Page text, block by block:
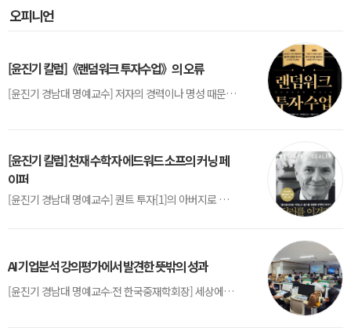
오피니언
[윤진기 칼럼]《랜덤워크 투자수업》의 오류
[윤진기 경남대 명예교수] 저자의 경력이나 명성 때문인지 2020년에 번역 출판된 《랜덤워크 투자수업》(A Random Walk Down Wall Street) 12판은 표지부터가 거창하다. ‘45년간 12번 개정하며 철저히 검증한 투자서’, ‘전문가 부럽지 않은 투자 감각을 길러주는 위대한 투자지침서’ 라는 은빛 광고문구로 독자를 유혹한다.[1] 출판 50주...
[윤진기 칼럼] 천재 수학자 에드워드 소프의 커닝 페
이퍼
[윤진기 경남대 명예교수] 퀀트 투자[1]의 아버지로 불리는 에드워드 소프(Edward O. Thorp)는 수학계에서 천재로 알려진 인물이다. 그는 수학자이지만, 투자 업계에도 여러 가지 흥미로운 일화를 남겼다.수학을 이용하여 카지노를 이길 수 있는지가 궁금했던 그는 동료 교수가 소개해 준 블랙잭(Blackjack) 전략의 핵심을 손바닥 크기의 종이에 요...
AI 기업분석 강의평가에서 발견한 뜻밖의 성과
[윤진기 경남대 명예교수∙전 한국중재학회장] 세상에는 우연처럼 보이지만 인류의 진보를 이끌어낸 사건들이 있다. 영국의 알렉산더 플레밍(Alexander Fleming)이 곰팡이 핀 페트리 접시(Petri dish)를 버리지 않고[1] 관찰해 페니실린을 발견한 것은 그 대표적 사례다. 무심히 지나쳤다면 결코 없었을 혁신이었다.지난 7월 5일, 필자가 개발한 기업...